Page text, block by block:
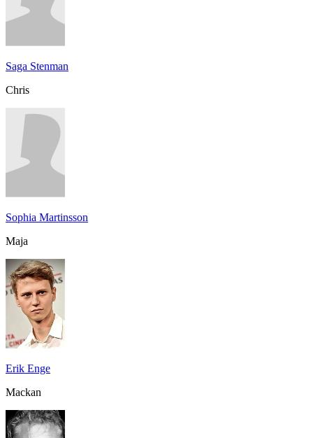
Saga Stenman
Chris
Sophia Martinsson
Maja
Erik Enge
Mackan